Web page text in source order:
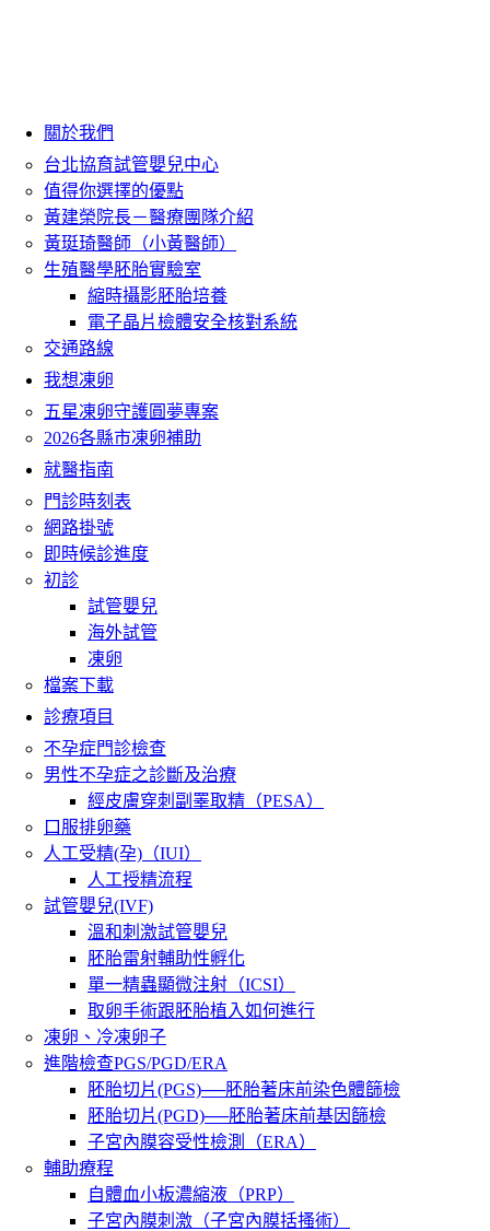
關於我們
台北協育試管嬰兒中心
值得你選擇的優點
黃建榮院長－醫療團隊介紹
黃珽琦醫師（小黃醫師）
生殖醫學胚胎實驗室
縮時攝影胚胎培養
電子晶片檢體安全核對系統
交通路線
我想凍卵
五星凍卵守護圓夢專案
2026各縣市凍卵補助
就醫指南
門診時刻表
網路掛號
即時候診進度
初診
試管嬰兒
海外試管
凍卵
檔案下載
診療項目
不孕症門診檢查
男性不孕症之診斷及治療
經皮膚穿刺副睪取精（PESA）
口服排卵藥
人工受精(孕)（IUI）
人工授精流程
試管嬰兒(IVF)
溫和刺激試管嬰兒
胚胎雷射輔助性孵化
單一精蟲顯微注射（ICSI）
取卵手術跟胚胎植入如何進行
凍卵、冷凍卵子
進階檢查PGS/PGD/ERA
胚胎切片(PGS)──胚胎著床前染色體篩檢
胚胎切片(PGD)──胚胎著床前基因篩檢
子宮內膜容受性檢測（ERA）
輔助療程
自體血小板濃縮液（PRP）
子宮內膜刺激（子宮內膜括搔術）